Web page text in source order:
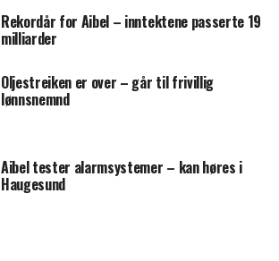
Rekordår for Aibel – inntektene passerte 19
milliarder
Oljestreiken er over – går til frivillig
lønnsnemnd
Aibel tester alarmsystemer – kan høres i
Haugesund